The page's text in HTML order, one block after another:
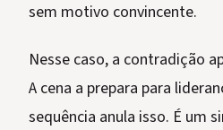
sem motivo convincente.
Nesse caso, a contradição
A cena a prepara para
sequência anula isso. É um